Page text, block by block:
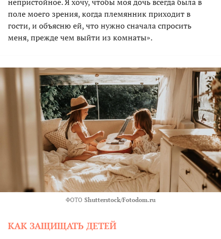
непристойное. Я хочу, чтобы моя дочь всегда была в
поле моего зрения, когда племянник приходит в
гости, и объясню ей, что нужно сначала спросить
меня, прежде чем выйти из комнаты».
ФОТО Shutterstock/Fotodom.ru
КАК ЗАЩИЩАТЬ ДЕТЕЙ